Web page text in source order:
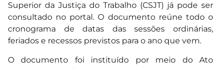
Superior da Justiça do Trabalho (CSJT) já pode ser
consultado no portal. O documento reúne todo o
cronograma de datas das sessões ordinárias,
feriados e recessos previstos para o ano que vem.
O documento foi instituído por meio do Ato